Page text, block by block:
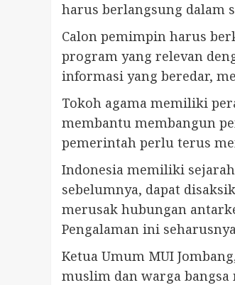
harus berlangsung dalam
Calon pemimpin harus
program yang relevan
informasi yang beredar,
Tokoh agama memiliki
membantu membangun
pemerintah perlu terus
Indonesia memiliki
sebelumnya, dapat
merusak hubungan
Pengalaman ini
Ketua Umum MUI
muslim dan warga bangsa